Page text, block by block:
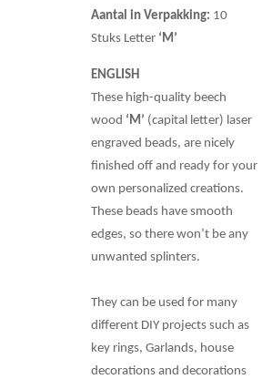
Aantal in Verpakking: 10
Stuks Letter ‘M’
ENGLISH
These high-quality beech
wood ‘M’ (capital letter) laser
engraved beads, are nicely
finished off and ready for your
own personalized creations.
These beads have smooth
edges, so there won’t be any
unwanted splinters.
They can be used for many
different DIY projects such as
key rings, Garlands, house
decorations and decorations